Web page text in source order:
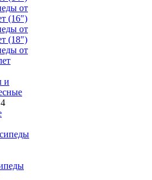
от
(16")
от
(18")
от
и